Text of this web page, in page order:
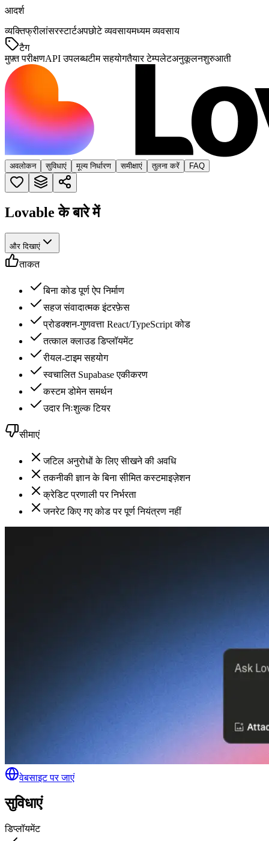
आदर्श
व्यक्तिफ्रीलांसरस्टार्टअपछोटे व्यवसायमध्यम व्यवसाय
टैग
मुफ़्त परीक्षणAPI उपलब्धटीम सहयोगतैयार टेम्पलेटअनुकूलनशुरुआती
अवलोकन सुविधाएं मूल्य निर्धारण समीक्षाएं तुलना करें FAQ
Lovable के बारे में
और दिखाएं
ताकत
बिना कोड पूर्ण ऐप निर्माण
सहज संवादात्मक इंटरफ़ेस
प्रोडक्शन-गुणवत्ता React/TypeScript कोड
तत्काल क्लाउड डिप्लॉयमेंट
रीयल-टाइम सहयोग
स्वचालित Supabase एकीकरण
कस्टम डोमेन समर्थन
उदार निःशुल्क टियर
सीमाएं
जटिल अनुरोधों के लिए सीखने की अवधि
तकनीकी ज्ञान के बिना सीमित कस्टमाइज़ेशन
क्रेडिट प्रणाली पर निर्भरता
जनरेट किए गए कोड पर पूर्ण नियंत्रण नहीं
वेबसाइट पर जाएं
सुविधाएं
डिप्लॉयमेंट